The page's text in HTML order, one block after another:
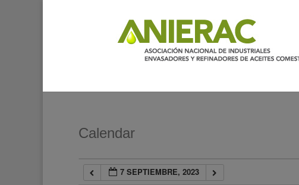
Calendar
7 SEPTIEMBRE, 2023
7:00 am